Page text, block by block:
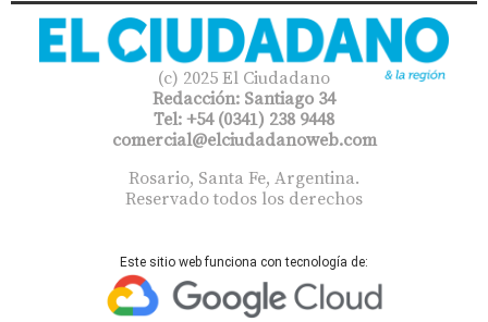
(c) 2025 El Ciudadano
Redacción: Santiago 34
Tel: +54 (0341) 238 9448
comercial@elciudadanoweb.com​
Rosario, Santa Fe, Argentina.
Reservado todos los derechos
Este sitio web funciona con tecnología de: